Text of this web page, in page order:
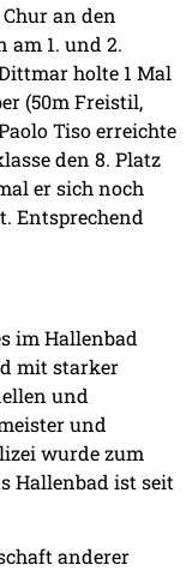
an den
am 1. und 2.
holte 1 Mal
(50m Freistil,
Tiso erreichte
den 8. Platz
er sich noch
Entsprechend
im Hallenbad
mit starker
und
und
wurde zum
Hallenbad ist seit
anderer